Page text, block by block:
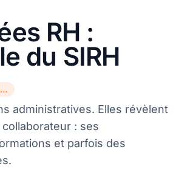
RH :
du SIRH
Transformation digitale
administratives. Elles révèlent
: ses
et parfois des